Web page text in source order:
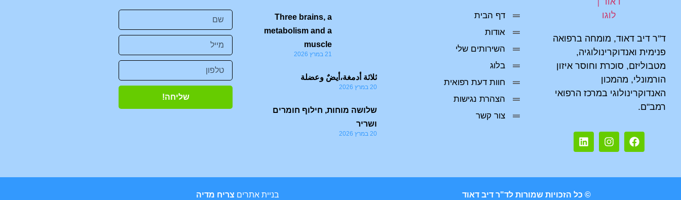
ד"ר דיב דאוד, מומחה ברפואה
פנימית ואנדוקרינולוגיה,
מטבוליזם, סוכרת וחוסר איזון
הורמונלי, מהמכון
האנדוקרינולוגי במרכז הרפואי
רמב"ם.
דף הבית
אודות
השירותים שלי
בלוג
חוות דעת רפואית
הצהרת נגישות
צור קשר
Three brains, a
metabolism and a
muscle
21 במרץ 2026
ثلاثة أدمغة،أيضٌ وعضلة
20 במרץ 2026
שלושה מוחות, חילוף חומרים
ושריר
20 במרץ 2026
שליחה!
© כל הזכויות שמורות לד"ר דיב דאוד בניית אתרים צריח מדיה